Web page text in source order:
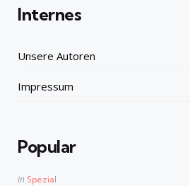
Internes
Unsere Autoren
Impressum
Popular
Posted
in Spezial